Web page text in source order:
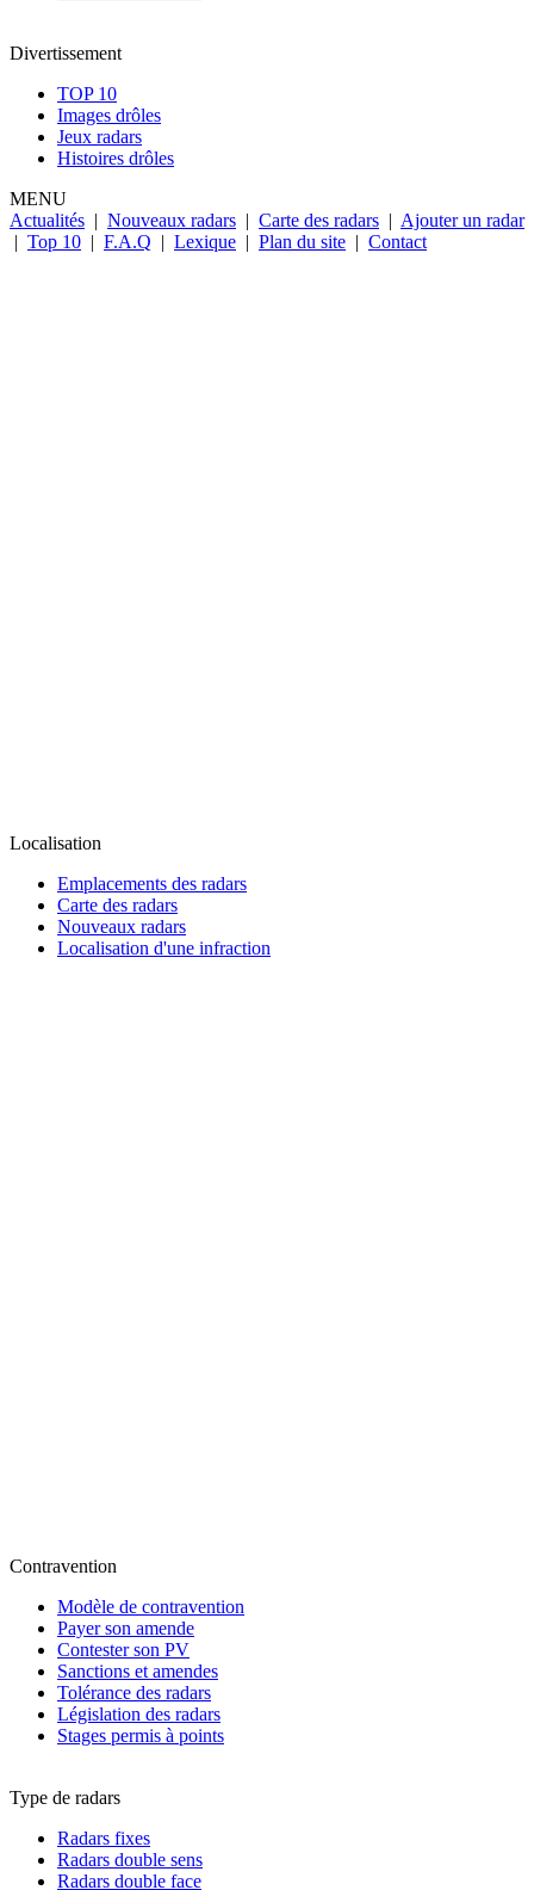
Divertissement
TOP 10
Images drôles
Jeux radars
Histoires drôles
MENU
Actualités | Nouveaux radars | Carte des radars | Ajouter un radar
| Top 10 | F.A.Q | Lexique | Plan du site | Contact
Localisation
Emplacements des radars
Carte des radars
Nouveaux radars
Localisation d'une infraction
Contravention
Modèle de contravention
Payer son amende
Contester son PV
Sanctions et amendes
Tolérance des radars
Législation des radars
Stages permis à points
Type de radars
Radars fixes
Radars double sens
Radars double face